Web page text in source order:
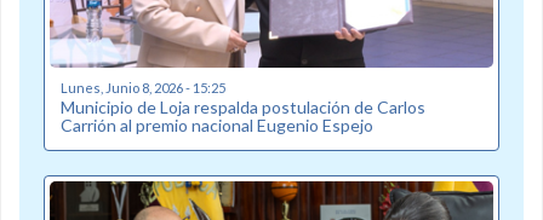
Lunes, Junio 8, 2026 - 15:25
Municipio de Loja respalda postulación de Carlos
Carrión al premio nacional Eugenio Espejo